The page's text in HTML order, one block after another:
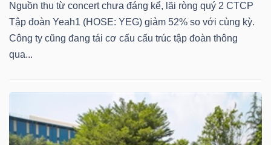
Nguồn thu từ concert chưa đáng kể, lãi ròng quý 2 CTCP
Tập đoàn Yeah1 (HOSE: YEG) giảm 52% so với cùng kỳ.
Công ty cũng đang tái cơ cấu cấu trúc tập đoàn thông
qua...